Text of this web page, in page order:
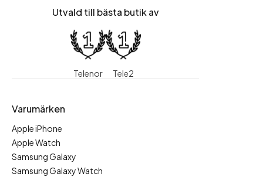
Utvald till bästa butik av
Telenor Tele2
Varumärken
Apple iPhone
Apple Watch
Samsung Galaxy
Samsung Galaxy Watch